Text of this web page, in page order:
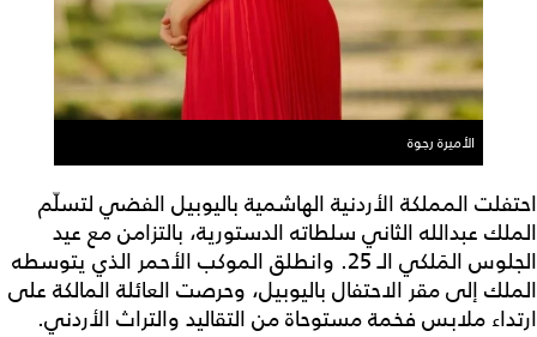
الأميرة رجوة
احتفلت المملكة الأردنية الهاشمية باليوبيل الفضي لتسلّم
الملك عبدالله الثاني سلطاته الدستورية، بالتزامن مع عيد
الجلوس المَلكي الـ 25. وانطلق الموكب الأحمر الذي يتوسطه
الملك إلى مقر الاحتفال باليوبيل، وحرصت العائلة المالكة على
ارتداء ملابس فخمة مستوحاة من التقاليد والتراث الأردني.